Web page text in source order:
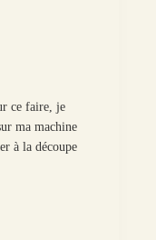
ce faire, je
ma machine
à la découpe